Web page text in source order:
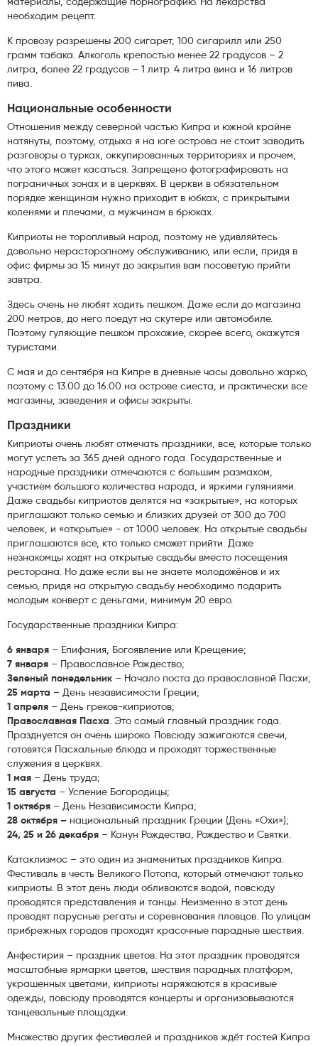
материалы, содержащие порнографию. На лекарства
необходим рецепт.
К провозу разрешены 200 сигарет, 100 сигарилл или 250
грамм табака. Алкоголь крепостью менее 22 градусов – 2
литра, более 22 градусов – 1 литр. 4 литра вина и 16 литров
пива.
Национальные особенности
Отношения между северной частью Кипра и южной крайне
натянуты, поэтому, отдыха я на юге острова не стоит заводить
разговоры о турках, оккупированных территориях и прочем,
что этого может касаться. Запрещено фотографировать на
пограничных зонах и в церквях. В церкви в обязательном
порядке женщинам нужно приходит в юбках, с прикрытыми
коленями и плечами, а мужчинам в брюках.
Киприоты не торопливый народ, поэтому не удивляйтесь
довольно нерасторопному обслуживанию, или если, придя в
офис фирмы за 15 минут до закрытия вам посоветую прийти
завтра.
Здесь очень не любят ходить пешком. Даже если до магазина
200 метров, до него поедут на скутере или автомобиле.
Поэтому гуляющие пешком прохожие, скорее всего, окажутся
туристами.
С мая и до сентября на Кипре в дневные часы довольно жарко,
поэтому с 13.00 до 16.00 на острове сиеста, и практически все
магазины, заведения и офисы закрыты.
Праздники
Киприоты очень любят отмечать праздники, все, которые только
могут успеть за 365 дней одного года. Государственные и
народные праздники отмечаются с большим размахом,
участием большого количества народа, и яркими гуляниями.
Даже свадьбы киприотов делятся на «закрытые», на которых
приглашают только семью и близких друзей от 300 до 700
человек, и «открытые» - от 1000 человек. На открытые свадьбы
приглашаются все, кто только сможет прийти. Даже
незнакомцы ходят на открытые свадьбы вместо посещения
ресторана. Но даже если вы не знаете молодожёнов и их
семью, придя на открытую свадьбу необходимо подарить
молодым конверт с деньгами, минимум 20 евро.
Государственные праздники Кипра:
6 января – Епифания, Богоявление или Крещение;
7 января – Православное Рождество;
Зеленый понедельник – Начало поста до православной Пасхи;
25 марта – День независимости Греции;
1 апреля – День греков-киприотов;
Православная Пасха. Это самый главный праздник года.
Празднуется он очень широко. Повсюду зажигаются свечи,
готовятся Пасхальные блюда и проходят торжественные
служения в церквях.
1 мая – День труда;
15 августа – Успение Богородицы;
1 октября – День Независимости Кипра;
28 октября – национальный праздник Греции (День «Охи»);
24, 25 и 26 декабря – Канун Рождества, Рождество и Святки.
Катаклизмос – это один из знаменитых праздников Кипра.
Фестиваль в честь Великого Потопа, который отмечают только
киприоты. В этот день люди обливаются водой, повсюду
проводятся представления и танцы. Неизменно в этот день
проводят парусные регаты и соревнования пловцов. По улицам
прибрежных городов проходят красочные парадные шествия.
Анфестирия – праздник цветов. На этот праздник проводятся
масштабные ярмарки цветов, шествия парадных платформ,
украшенных цветами, киприоты наряжаются в красивые
одежды, повсюду проводятся концерты и организовываются
танцевальные площадки.
Множество других фестивалей и праздников ждёт гостей Кипра